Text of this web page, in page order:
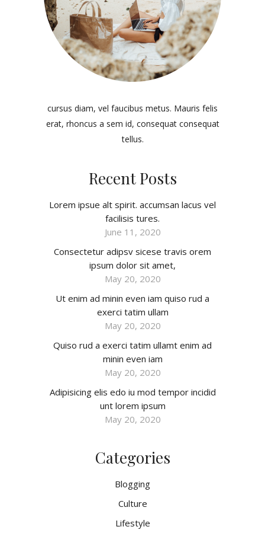
cursus diam, vel faucibus metus. Mauris felis
erat, rhoncus a sem id, consequat consequat
tellus.
Recent Posts
Lorem ipsue alt spirit. accumsan lacus vel
facilisis tures.
June 11, 2020
Consectetur adipsv sicese travis orem
ipsum dolor sit amet,
May 20, 2020
Ut enim ad minin even iam quiso rud a
exerci tatim ullam
May 20, 2020
Quiso rud a exerci tatim ullamt enim ad
minin even iam
May 20, 2020
Adipisicing elis edo iu mod tempor incidid
unt lorem ipsum
May 20, 2020
Categories
Blogging
Culture
Lifestyle